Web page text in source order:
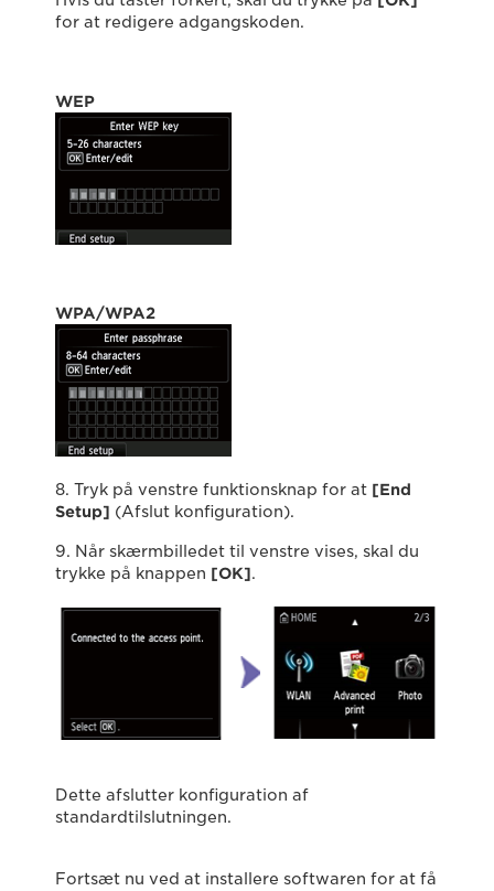
for at redigere adgangskoden.
WEP
WPA/WPA2
8. Tryk på venstre funktionsknap for at [End
Setup] (Afslut konfiguration).
9. Når skærmbilledet til venstre vises, skal du
trykke på knappen [OK].
Dette afslutter konfiguration af
standardtilslutningen.
Fortsæt nu ved at installere softwaren for at få